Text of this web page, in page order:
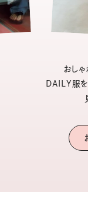
おし
DAILY服を